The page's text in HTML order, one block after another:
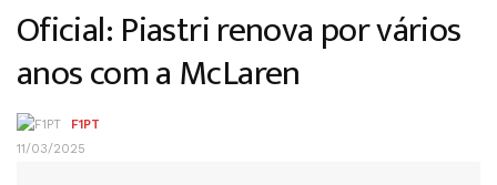
Oficial: Piastri renova por vários
anos com a McLaren
F1PT
11/03/2025